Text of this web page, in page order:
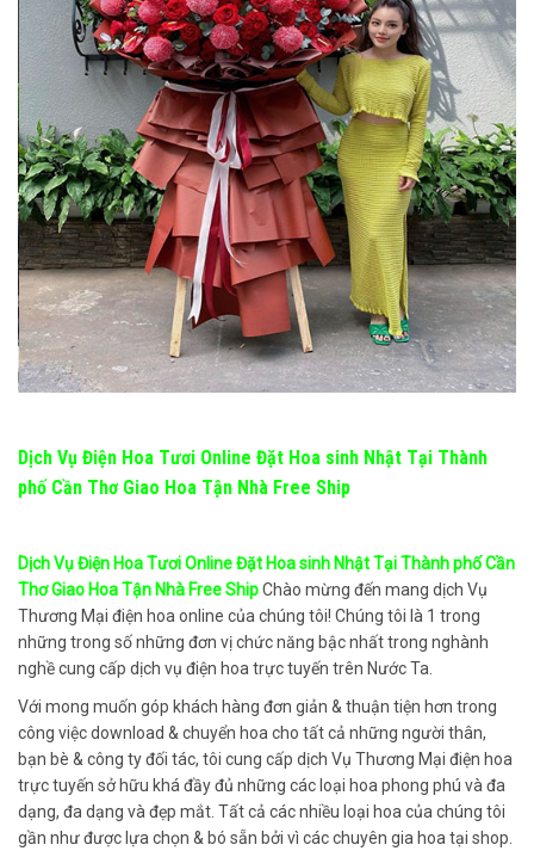
Dịch Vụ Điện Hoa Tươi Online Đặt Hoa sinh Nhật Tại Thành
phố Cần Thơ Giao Hoa Tận Nhà Free Ship
Dịch Vụ Điện Hoa Tươi Online Đặt Hoa sinh Nhật Tại Thành phố Cần
Thơ Giao Hoa Tận Nhà Free ShipChào mừng đến mang dịch Vụ
Thương Mại điện hoa online của chúng tôi! Chúng tôi là 1 trong
những trong số những đơn vị chức năng bậc nhất trong nghành
nghề cung cấp dịch vụ điện hoa trực tuyến trên Nước Ta.
Với mong muốn góp khách hàng đơn giản & thuận tiện hơn trong
công việc download & chuyển hoa cho tất cả những người thân,
bạn bè & công ty đối tác, tôi cung cấp dịch Vụ Thương Mại điện hoa
trực tuyến sở hữu khá đầy đủ những các loại hoa phong phú và đa
dạng, đa dạng và đẹp mắt. Tất cả các nhiều loại hoa của chúng tôi
gần như được lựa chọn & bó sẵn bởi vì các chuyên gia hoa tại shop.